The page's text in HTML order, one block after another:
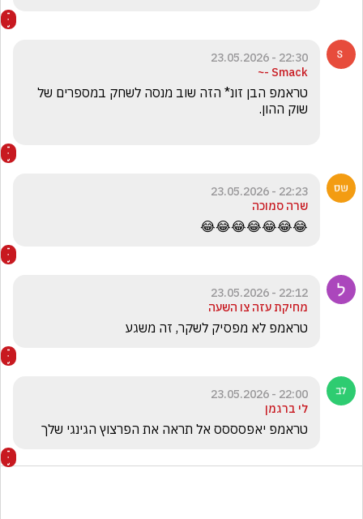
22:30 - 23.05.2026
Smack -~
22:23 - 23.05.2026
שרה סמוכה
😂😂😂😂😂😂😂
22:12 - 23.05.2026
מחיקת עזה צו השעה
טראמפ לא מפסיק לשקר, זה משגע
22:00 - 23.05.2026
לי ברגמן
טראמפ יאפסססס אל תראה את הפרצוץ הגינגי שלך